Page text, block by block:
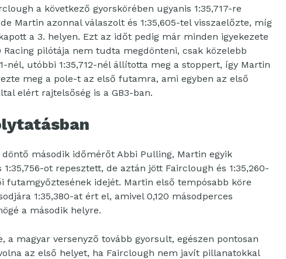
a következő gyorskörében ugyanis 1:35,717-re
Martin azonnal válaszolt és 1:35,605-tel visszaelőzte, míg
a 3. helyen. Ezt az időt pedig már minden igyekezete
Racing pilótája nem tudta megdönteni, csak közelebb
nél, utóbbi 1:35,712-nél állította meg a stoppert, így Martin
meg a pole-t az első futamra, ami egyben az első
elért rajtelsőség is a GB3-ban.
második időmérőt Abbi Pulling, Martin egyik
ot repesztett, de aztán jött Fairclough és 1:35,260-
futamgyőztesének idejét. Martin első tempósabb köre
1:35,380-at ért el, amivel 0,120 másodperces
a második helyre.
a magyar versenyző tovább gyorsult, egészen pontosan
az első helyet, ha Fairclough nem javít pillanatokkal